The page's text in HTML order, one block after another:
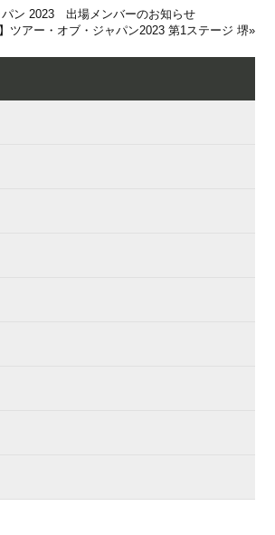
パン 2023 出場メンバーのお知らせ
】ツアー・オブ・ジャパン2023 第1ステージ 堺»